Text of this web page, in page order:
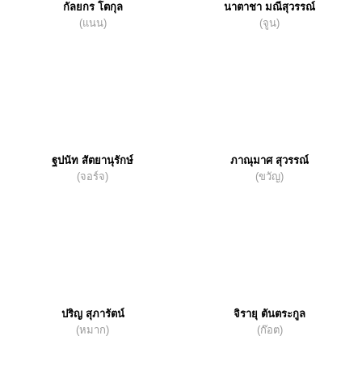
กัลยกร โตกุล
(แนน)
นาตาชา มณีสุวรรณ์
(จูน)
ฐปนัท สัตยานุรักษ์
(จอร์จ)
ภาณุมาศ สุวรรณ์
(ขวัญ)
ปริญ สุภารัตน์
(หมาก)
จิรายุ ตันตระกูล
(ก๊อต)